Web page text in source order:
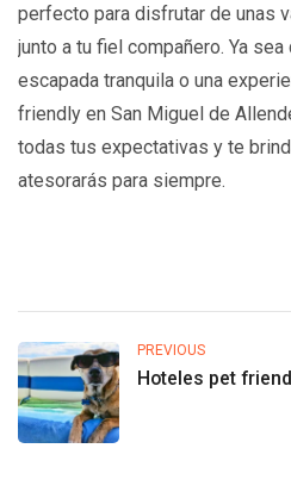
perfecto para disfrutar de unas
junto a tu fiel compañero. Ya
escapada tranquila o una
friendly en San Miguel de
todas tus expectativas y te
atesorarás para siempre.
PREVIOUS
Hoteles pet